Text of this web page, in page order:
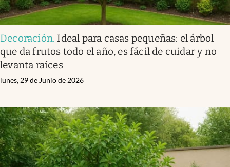
Decoración. Ideal para casas pequeñas: el árbol
que da frutos todo el año, es fácil de cuidar y no
levanta raíces
lunes, 29 de Junio de 2026